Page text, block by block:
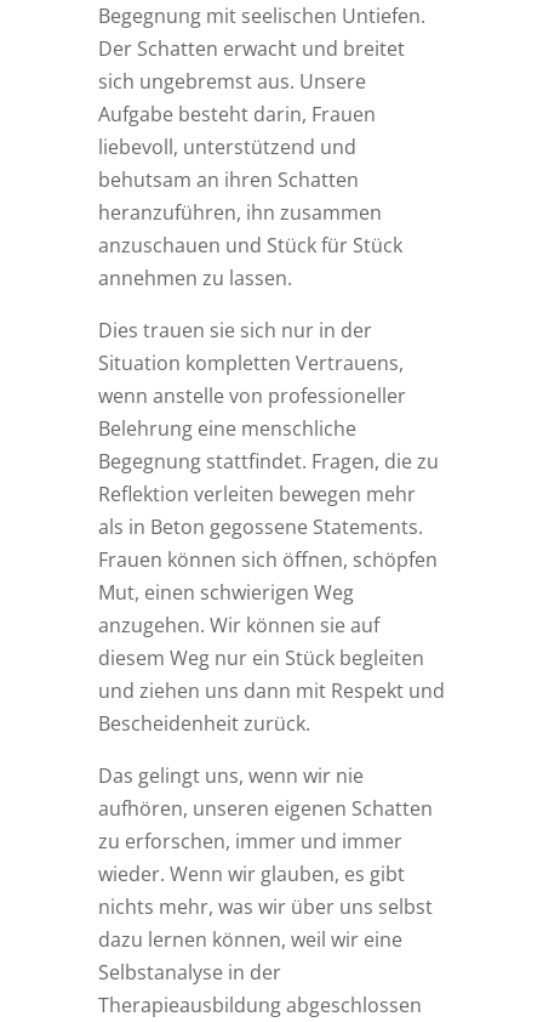
Begegnung mit seelischen Untiefen.
Der Schatten erwacht und breitet
sich ungebremst aus. Unsere
Aufgabe besteht darin, Frauen
liebevoll, unterstützend und
behutsam an ihren Schatten
heranzuführen, ihn zusammen
anzuschauen und Stück für Stück
annehmen zu lassen.
Dies trauen sie sich nur in der
Situation kompletten Vertrauens,
wenn anstelle von professioneller
Belehrung eine menschliche
Begegnung stattfindet. Fragen, die zu
Reflektion verleiten bewegen mehr
als in Beton gegossene Statements.
Frauen können sich öffnen, schöpfen
Mut, einen schwierigen Weg
anzugehen. Wir können sie auf
diesem Weg nur ein Stück begleiten
und ziehen uns dann mit Respekt und
Bescheidenheit zurück.
Das gelingt uns, wenn wir nie
aufhören, unseren eigenen Schatten
zu erforschen, immer und immer
wieder. Wenn wir glauben, es gibt
nichts mehr, was wir über uns selbst
dazu lernen können, weil wir eine
Selbstanalyse in der
Therapieausbildung abgeschlossen